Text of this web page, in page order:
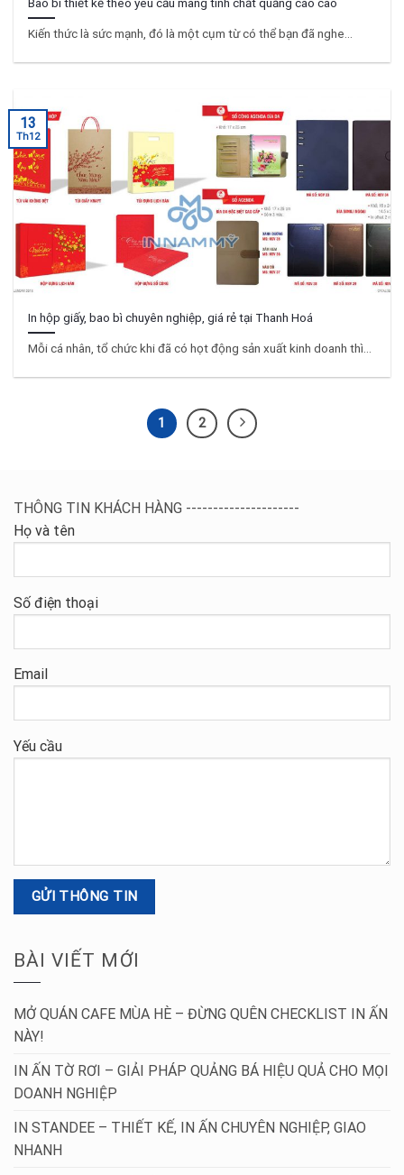
Kiến thức là sức mạnh, đó là một cụm từ có thể bạn đã nghe...
In hộp giấy, bao bì chuyên nghiệp, giá rẻ tại Thanh Hoá
Mỗi cá nhân, tổ chức khi đã có họt động sản xuất kinh doanh thì...
13
Th12
1 2
THÔNG TIN KHÁCH HÀNG ---------------------
Họ và tên
Số điện thoại
Email
Yếu cầu
BÀI VIẾT MỚI
MỞ QUÁN CAFE MÙA HÈ – ĐỪNG QUÊN CHECKLIST IN ẤN
NÀY!
IN ẤN TỜ RƠI – GIẢI PHÁP QUẢNG BÁ HIỆU QUẢ CHO MỌI
DOANH NGHIỆP
IN STANDEE – THIẾT KẾ, IN ẤN CHUYÊN NGHIỆP, GIAO
NHANH